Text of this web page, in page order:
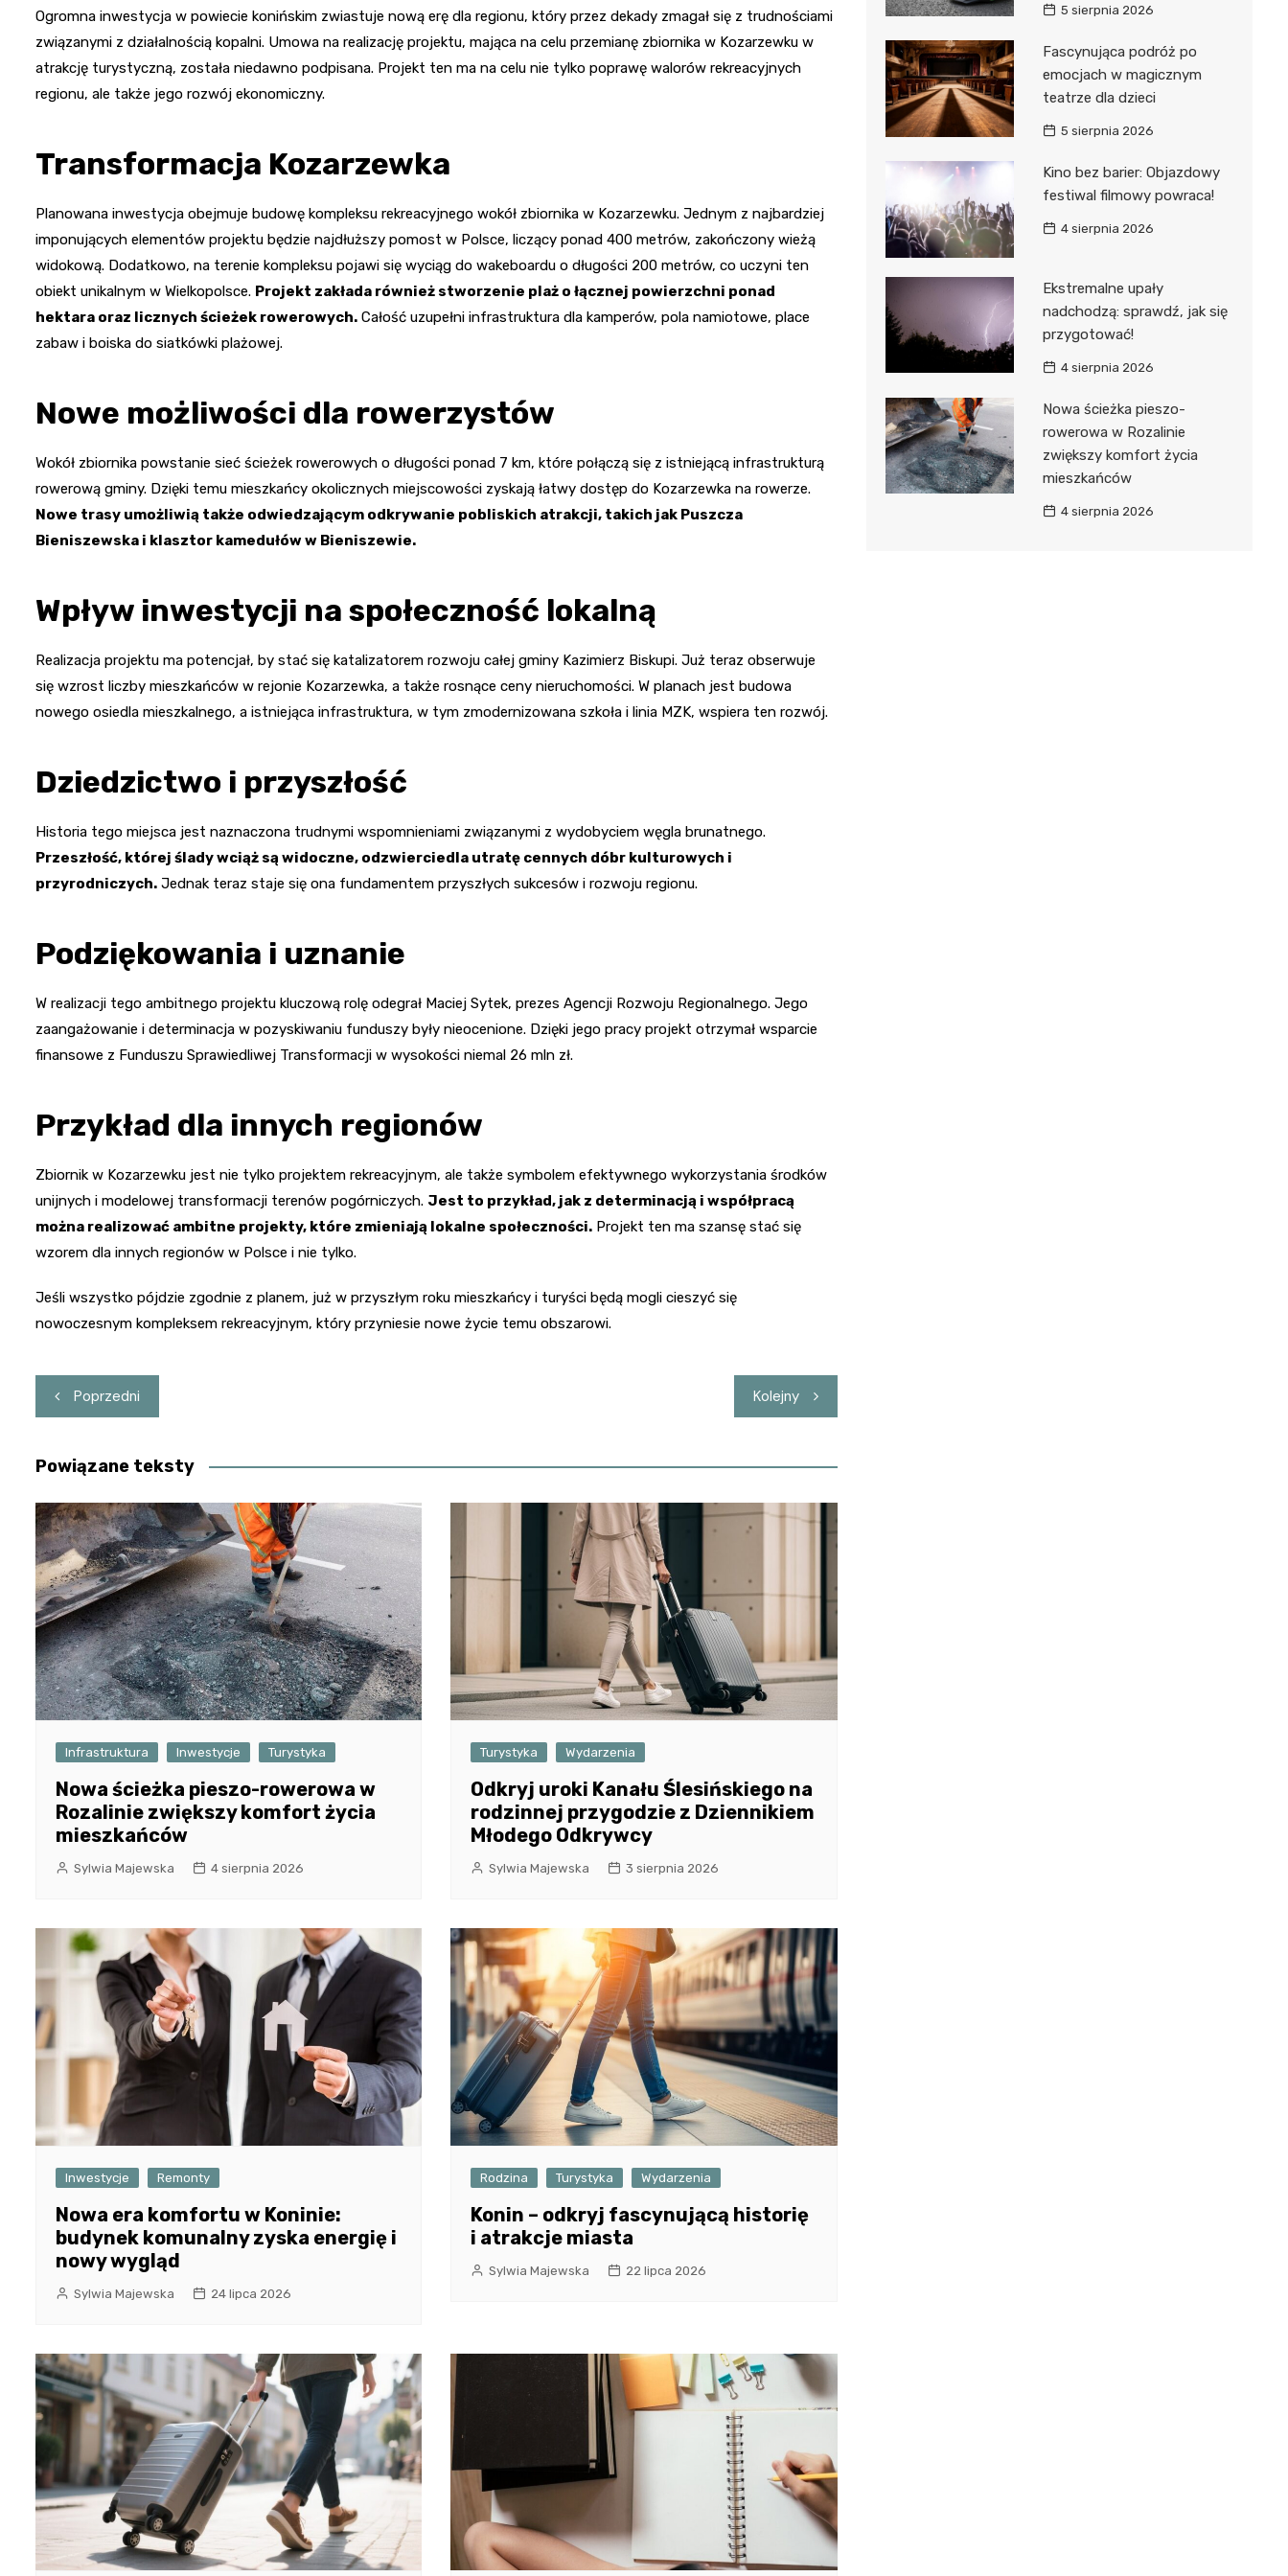
Ogromna inwestycja w powiecie konińskim zwiastuje nową erę dla regionu, który przez dekady zmagał się z trudnościami
związanymi z działalnością kopalni. Umowa na realizację projektu, mająca na celu przemianę zbiornika w Kozarzewku w
atrakcję turystyczną, została niedawno podpisana. Projekt ten ma na celu nie tylko poprawę walorów rekreacyjnych
regionu, ale także jego rozwój ekonomiczny.
Transformacja Kozarzewka
Planowana inwestycja obejmuje budowę kompleksu rekreacyjnego wokół zbiornika w Kozarzewku. Jednym z najbardziej
imponujących elementów projektu będzie najdłuższy pomost w Polsce, liczący ponad 400 metrów, zakończony wieżą
widokową. Dodatkowo, na terenie kompleksu pojawi się wyciąg do wakeboardu o długości 200 metrów, co uczyni ten
obiekt unikalnym w Wielkopolsce. Projekt zakłada również stworzenie plaż o łącznej powierzchni ponad
hektara oraz licznych ścieżek rowerowych. Całość uzupełni infrastruktura dla kamperów, pola namiotowe, place
zabaw i boiska do siatkówki plażowej.
Nowe możliwości dla rowerzystów
Wokół zbiornika powstanie sieć ścieżek rowerowych o długości ponad 7 km, które połączą się z istniejącą infrastrukturą
rowerową gminy. Dzięki temu mieszkańcy okolicznych miejscowości zyskają łatwy dostęp do Kozarzewka na rowerze.
Nowe trasy umożliwią także odwiedzającym odkrywanie pobliskich atrakcji, takich jak Puszcza
Bieniszewska i klasztor kamedułów w Bieniszewie.
Wpływ inwestycji na społeczność lokalną
Realizacja projektu ma potencjał, by stać się katalizatorem rozwoju całej gminy Kazimierz Biskupi. Już teraz obserwuje
się wzrost liczby mieszkańców w rejonie Kozarzewka, a także rosnące ceny nieruchomości. W planach jest budowa
nowego osiedla mieszkalnego, a istniejąca infrastruktura, w tym zmodernizowana szkoła i linia MZK, wspiera ten rozwój.
Dziedzictwo i przyszłość
Historia tego miejsca jest naznaczona trudnymi wspomnieniami związanymi z wydobyciem węgla brunatnego.
Przeszłość, której ślady wciąż są widoczne, odzwierciedla utratę cennych dóbr kulturowych i
przyrodniczych. Jednak teraz staje się ona fundamentem przyszłych sukcesów i rozwoju regionu.
Podziękowania i uznanie
W realizacji tego ambitnego projektu kluczową rolę odegrał Maciej Sytek, prezes Agencji Rozwoju Regionalnego. Jego
zaangażowanie i determinacja w pozyskiwaniu funduszy były nieocenione. Dzięki jego pracy projekt otrzymał wsparcie
finansowe z Funduszu Sprawiedliwej Transformacji w wysokości niemal 26 mln zł.
Przykład dla innych regionów
Zbiornik w Kozarzewku jest nie tylko projektem rekreacyjnym, ale także symbolem efektywnego wykorzystania środków
unijnych i modelowej transformacji terenów pogórniczych. Jest to przykład, jak z determinacją i współpracą
można realizować ambitne projekty, które zmieniają lokalne społeczności. Projekt ten ma szansę stać się
wzorem dla innych regionów w Polsce i nie tylko.
Jeśli wszystko pójdzie zgodnie z planem, już w przyszłym roku mieszkańcy i turyści będą mogli cieszyć się
nowoczesnym kompleksem rekreacyjnym, który przyniesie nowe życie temu obszarowi.
Nawigacja
wpisu
Poprzedni Kolejny
Powiązane teksty
Infrastruktura Inwestycje Turystyka
Nowa ścieżka pieszo-rowerowa w
Rozalinie zwiększy komfort życia
mieszkańców
Sylwia Majewska 4 sierpnia 2026
Turystyka Wydarzenia
Odkryj uroki Kanału Ślesińskiego na
rodzinnej przygodzie z Dziennikiem
Młodego Odkrywcy
Sylwia Majewska 3 sierpnia 2026
Inwestycje Remonty
Nowa era komfortu w Koninie:
budynek komunalny zyska energię i
nowy wygląd
Sylwia Majewska 24 lipca 2026
Rodzina Turystyka Wydarzenia
Konin – odkryj fascynującą historię
i atrakcje miasta
Sylwia Majewska 22 lipca 2026
5 sierpnia 2026
Fascynująca podróż po
emocjach w magicznym
teatrze dla dzieci
5 sierpnia 2026
Kino bez barier: Objazdowy
festiwal filmowy powraca!
4 sierpnia 2026
Ekstremalne upały
nadchodzą: sprawdź, jak się
przygotować!
4 sierpnia 2026
Nowa ścieżka pieszo-
rowerowa w Rozalinie
zwiększy komfort życia
mieszkańców
4 sierpnia 2026